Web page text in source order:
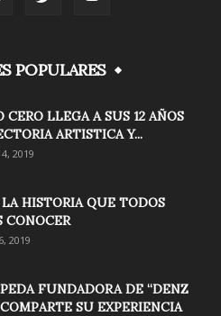
POPULARES
CERO LLEGA A SUS 12 AÑOS
ARTISTICA Y...
2019
HISTORIA QUE TODOS
CONOCER
2019
FUNDADORA DE “DENZ
SU EXPERIENCIA